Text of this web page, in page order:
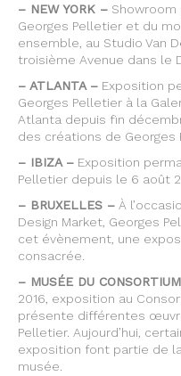
– NEW YORK –
Georges Pelletier et du
ensemble, au Studio Van
troisième Avenue dans le
– ATLANTA – Exposition
Georges Pelletier à la
Atlanta depuis fin
des créations de Georges
– IBIZA – Exposition
Pelletier depuis le 6 août
– BRUXELLES – À
Design Market, Georges
cet évènement, une
consacrée.
– MUSÉE DU
2016, exposition au
présente différentes
Pelletier. Aujourd’hui,
exposition font partie de
musée.